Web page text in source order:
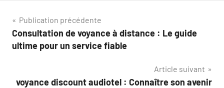
Navigation
de
Publication précédente
Consultation de voyance à distance : Le guide
ultime pour un service fiable
Article suivant
voyance discount audiotel : Connaître son avenir